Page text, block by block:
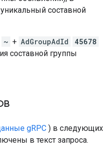
уникальный составной
~ + AdGroupAdId
45678
составной группы
gRPC ) в следующих
в текст запроса.